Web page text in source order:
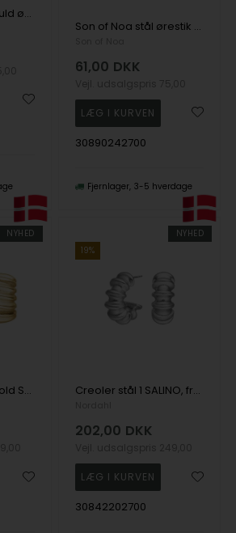
Son of Noa SON guld ørestik 3mm rørfatning
Son of Noa stål ørestik 3 mm rørfatning
61,00 DKK
30890242700
Fjernlager 3-5 hverdage
NYHED
Creoler stål 4 IP gold SALINO, fra Nordahl
NYHED
19%
Creoler stål 1 SALINO, fra Nordahl
202,00 DKK
30842202700